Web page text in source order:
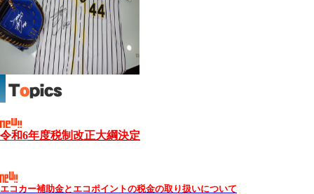
令和6年度税制改正大綱決定
エコカー補助金とエコポイントの税金の取り扱いについて